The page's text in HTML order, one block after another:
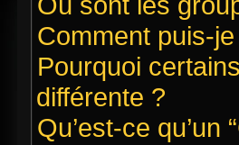
Comment puis-
Pourquoi
différente ?
Qu’est-ce qu’un